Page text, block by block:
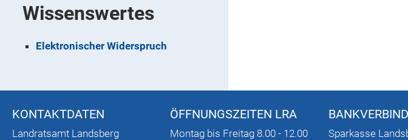
Wissenswertes
Elektronischer Widerspruch
KONTAKTDATEN
Landratsamt Landsberg
ÖFFNUNGSZEITEN LRA
Montag bis Freitag 8.00 - 12.00
Sparkasse